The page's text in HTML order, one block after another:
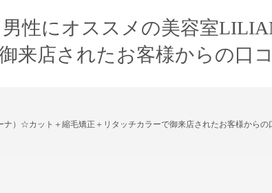
性にオススメの美容室
来店されたお客様からの口
ナ）☆カット＋縮毛矯正＋リタッチカラーで御来店されたお客様から